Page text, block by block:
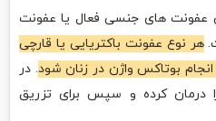
عفونت های جنسی فعال یا عفونت
هر نوع عفونت باکتریایی یا قارچی
بوتاکس واژن در زنان شود. در
را درمان کرده و سپس برای تزریق